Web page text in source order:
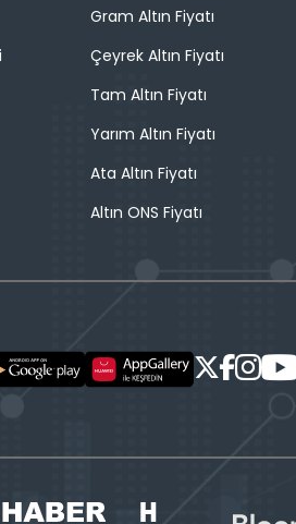
Gram Altın Fiyatı
Çeyrek Altın Fiyatı
Tam Altın Fiyatı
Yarım Altın Fiyatı
Ata Altın Fiyatı
Altın ONS Fiyatı